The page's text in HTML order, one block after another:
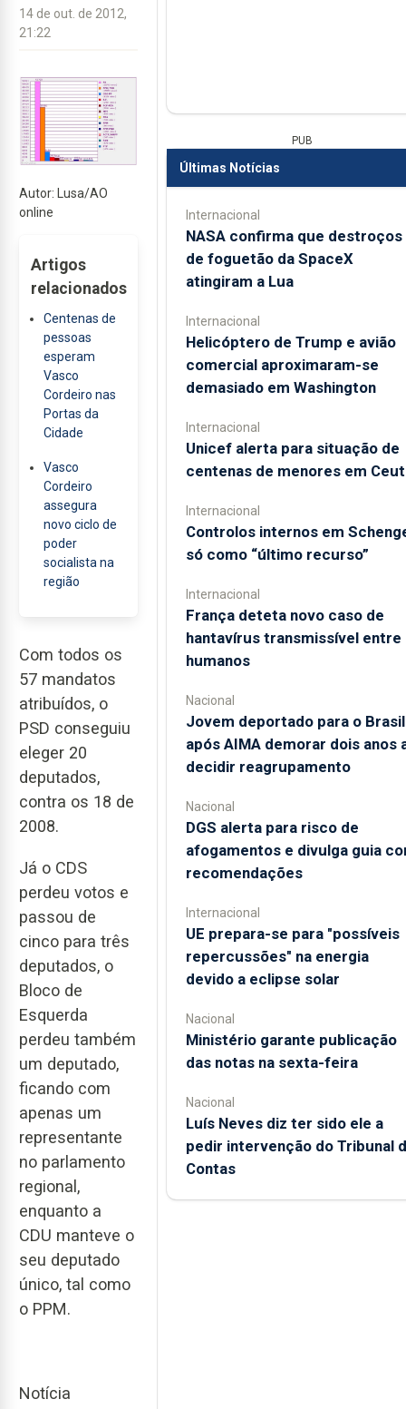
14 de out. de 2012,
21:22
Autor: Lusa/AO
online
Artigos
relacionados
Centenas de
pessoas
esperam
Vasco
Cordeiro nas
Portas da
Cidade
Vasco
Cordeiro
assegura
novo ciclo de
poder
socialista na
região
Com todos os
57 mandatos
atribuídos, o
PSD conseguiu
eleger 20
deputados,
contra os 18 de
2008.
Já o CDS
perdeu votos e
passou de
cinco para três
deputados, o
Bloco de
Esquerda
perdeu também
um deputado,
ficando com
apenas um
representante
no parlamento
regional,
enquanto a
CDU manteve o
seu deputado
único, tal como
o PPM.
Notícia
PUB
Últimas Notícias
Internacional
NASA confirma que destroços
de foguetão da SpaceX
atingiram a Lua
Internacional
Helicóptero de Trump e avião
comercial aproximaram-se
demasiado em Washington
Internacional
Unicef alerta para situação de
centenas de menores em
Internacional
Controlos internos em
só como “último recurso”
Internacional
França deteta novo caso de
hantavírus transmissível entre
humanos
Nacional
Jovem deportado para o Brasil
após AIMA demorar dois anos
decidir reagrupamento
Nacional
DGS alerta para risco de
afogamentos e divulga guia
recomendações
Internacional
UE prepara-se para "possíveis
repercussões" na energia
devido a eclipse solar
Nacional
Ministério garante publicação
das notas na sexta-feira
Nacional
Luís Neves diz ter sido ele a
pedir intervenção do Tribunal
Contas